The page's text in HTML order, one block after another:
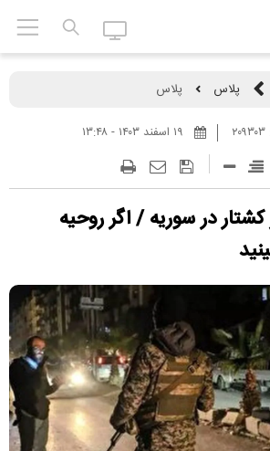
پلاس پلاس
۲۰۹۳۰۳
در سوریه / اگر روحیه